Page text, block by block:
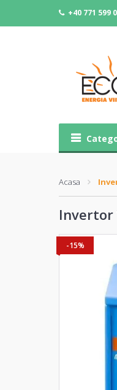
+40 771 599
Acasa
Invertor
-15%